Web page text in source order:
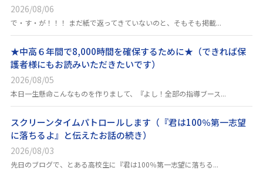
2026/08/06
で・す・が！！！ まだ紙で返ってきていないのと、そもそも掲載...
★中高６年間で8,000時間を確保するために★（できれば保
護者様にもお読みいただきたいです）
2026/08/05
本日一生懸命こんなものを作りまして、『よし！全部の指導ブース...
スクリーンタイムパトロールします（『君は100％第一志望
に落ちるよ』と伝えたお話の続き）
2026/08/03
先日のブログで、とある高校生に『君は100％第一志望に落ちる...